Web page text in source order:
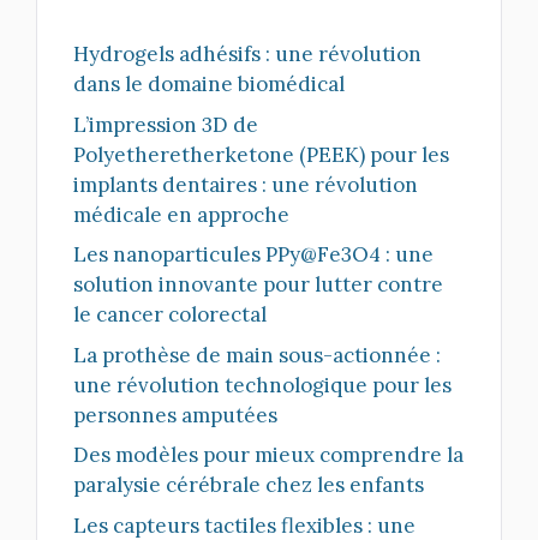
Hydrogels adhésifs : une révolution
dans le domaine biomédical
L’impression 3D de
Polyetheretherketone (PEEK) pour les
implants dentaires : une révolution
médicale en approche
Les nanoparticules PPy@Fe3O4 : une
solution innovante pour lutter contre
le cancer colorectal
La prothèse de main sous-actionnée :
une révolution technologique pour les
personnes amputées
Des modèles pour mieux comprendre la
paralysie cérébrale chez les enfants
Les capteurs tactiles flexibles : une